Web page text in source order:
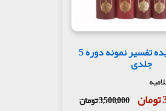
کتاب برگزیده تفسیر نمونه دوره 5
جلدی
3,500,000 تومان